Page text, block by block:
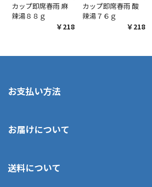
カップ即席春雨 麻
辣湯８８ｇ
￥218
カップ即席春雨 酸
辣湯７６ｇ
￥218
お支払い方法
いいただくことはできません。ご了承ください
■代金引換(代引)※手数料がかかります
お届けについて
ご注文が確認出来次第、1～4営業日に発送いた
送料について